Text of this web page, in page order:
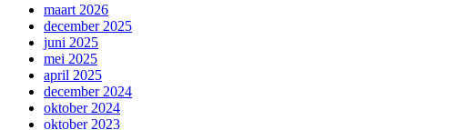
maart 2026
december 2025
juni 2025
mei 2025
april 2025
december 2024
oktober 2024
oktober 2023